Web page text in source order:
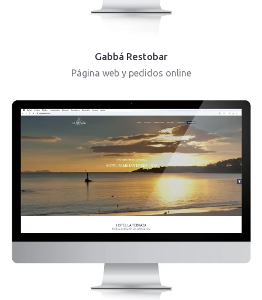
Gabbá Restobar
Página web y pedidos online